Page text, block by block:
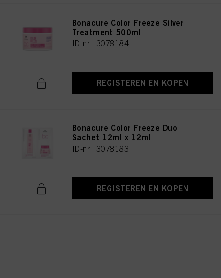
Bonacure Color Freeze Silver
Treatment 500ml
ID-nr. 3078184
REGISTEREN EN KOPEN
Bonacure Color Freeze Duo
Sachet 12ml x 12ml
ID-nr. 3078183
REGISTEREN EN KOPEN